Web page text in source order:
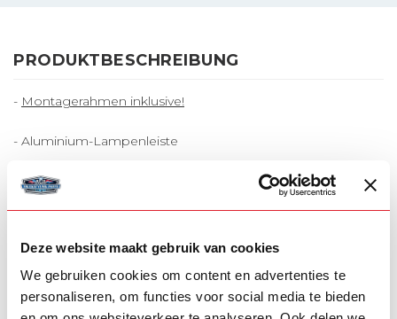
Deze website maakt gebruik van cookies
We gebruiken cookies om content en advertenties te
personaliseren, om functies voor social media te bieden
PRODUKTBESCHREIBUNG
- Montagerahmen inklusive!
- Aluminium-Lampenleiste
- Gleitstützen
- Superleichtes und schlankes Design
- Abmessungen: 205,5 cm x 19 cm